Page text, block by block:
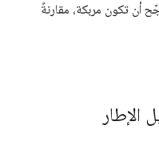
أن تكون مربكة، مقارنةً